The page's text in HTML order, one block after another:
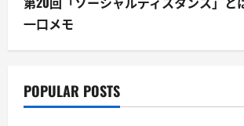
一口メモ
POPULAR POSTS